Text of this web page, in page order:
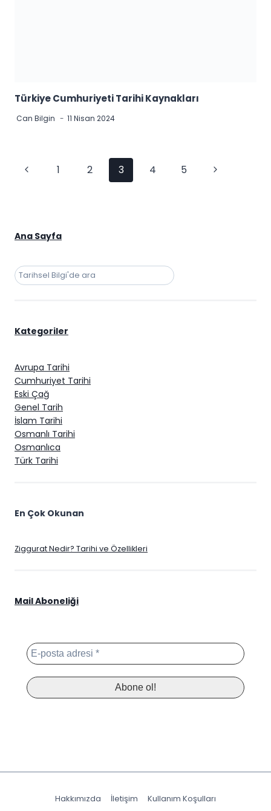
Türkiye Cumhuriyeti Tarihi Kaynakları
Can Bilgin 11 Nisan 2024
Page
Previous1 2 3 4 5
Next
Ana Sayfa
Ara
Kategoriler
Avrupa Tarihi
Cumhuriyet Tarihi
Eski Çağ
Genel Tarih
İslam Tarihi
Osmanlı Tarihi
Osmanlıca
Türk Tarihi
En Çok Okunan
Ziggurat Nedir? Tarihi ve Özellikleri
Mail Aboneliği
Hakkımızda İletişim
Kullanım Koşulları